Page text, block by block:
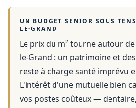
UN BUDGET SENIOR SOUS
LE-GRAND
Le prix du m² tourne autour de
le-Grand : un patrimoine et
reste à charge santé imprévu
L'intérêt d'une mutuelle bien
vos postes coûteux —